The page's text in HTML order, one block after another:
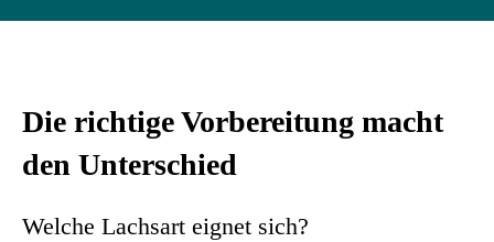
Die richtige Vorbereitung macht
den Unterschied
Welche Lachsart eignet sich?